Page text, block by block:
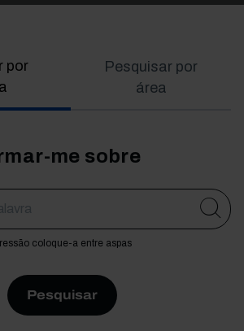
por
Pesquisar por
área
me sobre
coloque-a entre aspas
Pesquisar